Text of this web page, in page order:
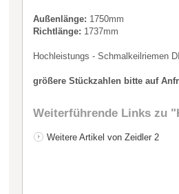
Außenlänge: 1750mm
Richtlänge: 1737mm
Hochleistungs - Schmalkeilriemen
größere Stückzahlen bitte auf
Weiterführende Links zu
Weitere Artikel von Zeidler 2